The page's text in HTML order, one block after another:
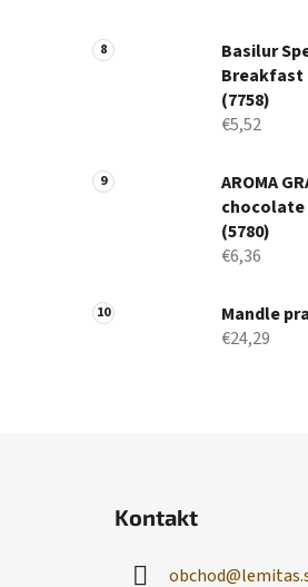
Basilur
Breakfast
(7758)
€5,52
AROMA
chocolate
(5780)
€6,36
Mandle
€24,29
Kontakt
obchod@